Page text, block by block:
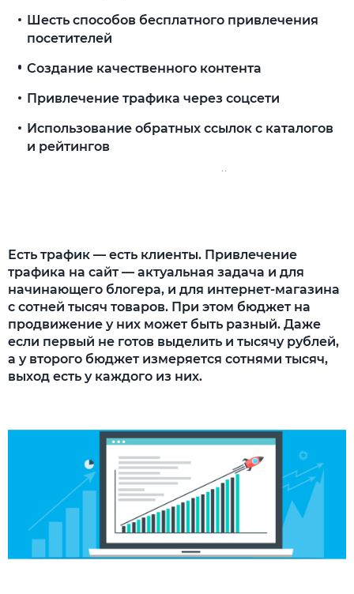
Есть трафик — есть клиенты. Привлечение
трафика на сайт — актуальная задача и для
начинающего блогера, и для интернет-магазина
с сотней тысяч товаров. При этом бюджет на
продвижение у них может быть разный. Даже
если первый не готов выделить и тысячу рублей,
а у второго бюджет измеряется сотнями тысяч,
выход есть у каждого из них.
Шесть способов бесплатного привлечения
посетителей
Создание качественного контента
Привлечение трафика через соцсети
Использование обратных ссылок с каталогов
и рейтингов
«Яндекс Справочник» и «Мой Бизнес» от
Гостевые и экспертные публикации
Платное привлечение трафика на сайт: пять
трендовых способов
SEO для коммерческих проектов
Results in advance для информационных
продуктов
локального бизнеса
Привлечение лидеров мнений
Прямые трансляции в соцсетях